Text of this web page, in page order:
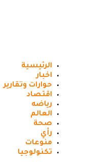
الرئيسية
اخبار
حوارات وتقارير
اقتصاد
رياضه
العالم
صحة
رأي
منوعات
تكنولوجيا